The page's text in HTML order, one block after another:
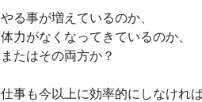
やる事が増えているのか、
体力がなくなってきているのか、
またはその両方か？
仕事も今以上に効率的にしなけれ